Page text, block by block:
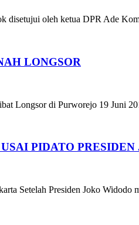
disetujui oleh ketua DPR Ade
LONGSOR
Longsor di Purworejo 19 Juni
PIDATO
Setelah Presiden Joko Widodo